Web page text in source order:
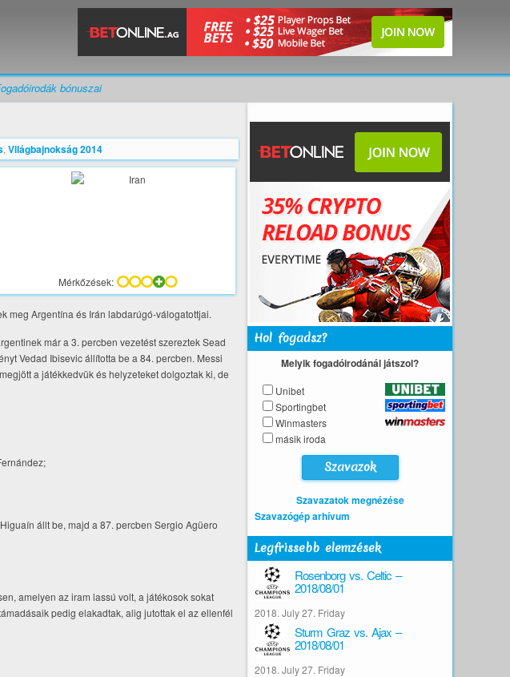
bónuszai
, Világbajnokság 2014
Mérkőzések:
meg Argentína és Irán labdarúgó-válogatottjai.
már a 3. percben vezetést szereztek Sead
Vedad Ibisevic állította be a 84. percben. Messi
a játékkedvük és helyzeteket dolgoztak ki, de
állt be, majd a 87. percben Sergio Agüero
amelyen az iram lassú volt, a játékosok sokat
pedig elakadtak, alig jutottak el az ellenfél
Hol fogadsz?
Melyik fogadóirodánál játszol?
Unibet
Sportingbet
Winmasters
másik iroda
Szavazatok megnézése
Szavazógép arhívum
Legfrissebb elemzések
Rosenborg vs. Celtic –
2018/08/01
2018. July 27. Friday
Sturm Graz vs. Ajax –
2018/08/01
2018. July 27. Friday